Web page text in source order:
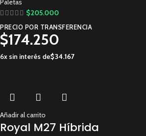
Paletas
$205.000
PRECIO POR TRANSFERENCIA
$174.250
6x sin interés de$34.167
Añadir al carrito
Royal M27 Híbrida